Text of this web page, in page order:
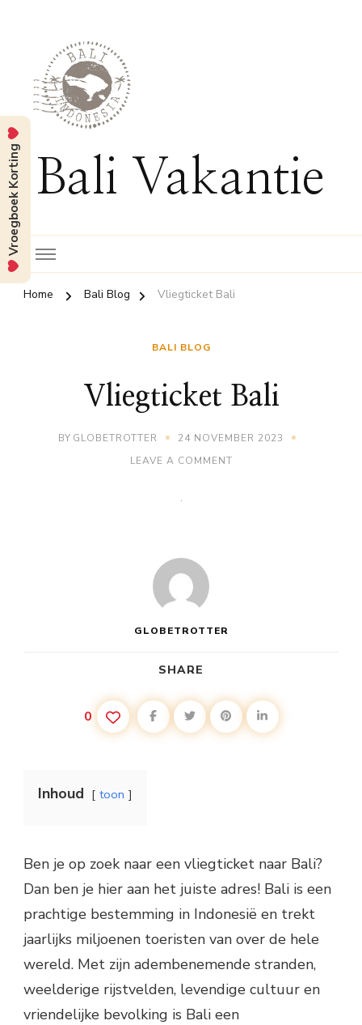
Bali Vakantie
Home Bali Blog Vliegticket Bali
BALI BLOG
Vliegticket Bali
BY GLOBETROTTER
24 NOVEMBER 2023
LEAVE A COMMENTON
GLOBETROTTER
SHARE
0
Inhoud toon
Ben je op zoek naar een vliegticket naar Bali?
Dan ben je hier aan het juiste adres! Bali is een
prachtige bestemming in Indonesië en trekt
jaarlijks miljoenen toeristen van over de hele
wereld. Met zijn adembenemende stranden,
weelderige rijstvelden, levendige cultuur en
vriendelijke bevolking is Bali een
Vroegboek Korting